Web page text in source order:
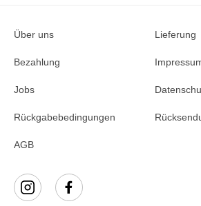
Über uns Lieferung
Bezahlung
Jobs
Rückgabebedingungen
AGB